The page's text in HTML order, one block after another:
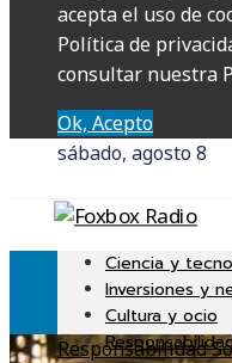
acepta el uso de
Política de
consultar nuestra
Ok, Acepto
sábado, agosto 8
Ciencia y
Inversiones y
Cultura y ocio
Responsabilidad